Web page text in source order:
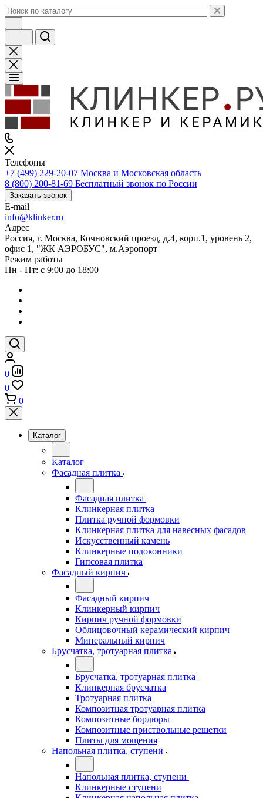
Телефоны
+7 (499) 229-20-07 Москва и Московская область
8 (800) 200-81-69 Бесплатный звонок по России
Заказать звонок
E-mail
info@klinker.ru
Адрес
Россия, г. Москва, Кочновский проезд, д.4, корп.1, уровень 2,
офис 1, "ЖК АЭРОБУС", м.Аэропорт
Режим работы
Пн - Пт: с 9:00 до 18:00
0
0
0
Каталог
Каталог
Фасадная плитка
Фасадная плитка
Клинкерная плитка
Плитка ручной формовки
Клинкерная плитка для навесных фасадов
Искусственный камень
Клинкерные подоконники
Гипсовая плитка
Фасадный кирпич
Фасадный кирпич
Клинкерный кирпич
Кирпич ручной формовки
Облицовочный керамический кирпич
Минеральный кирпич
Брусчатка, тротуарная плитка
Брусчатка, тротуарная плитка
Клинкерная брусчатка
Тротуарная плитка
Композитная тротуарная плитка
Композитные бордюры
Композитные приствольные решетки
Плиты для мощения
Напольная плитка, ступени
Напольная плитка, ступени
Клинкерные ступени